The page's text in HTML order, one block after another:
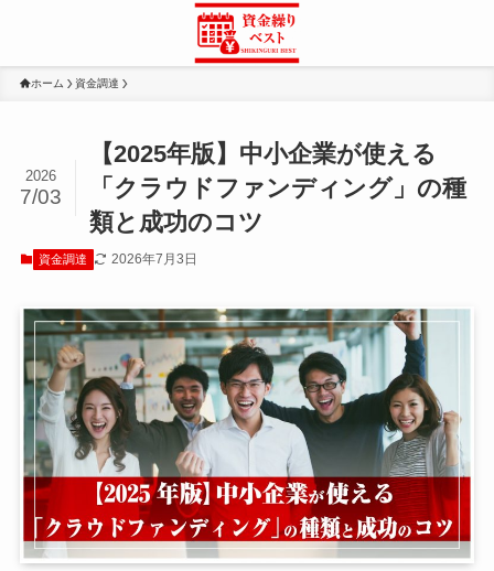
ホーム 資金調達
【2025年版】中小企業が使える
「クラウドファンディング」の種
類と成功のコツ
2026
7/03
資金調達 2026年7月3日